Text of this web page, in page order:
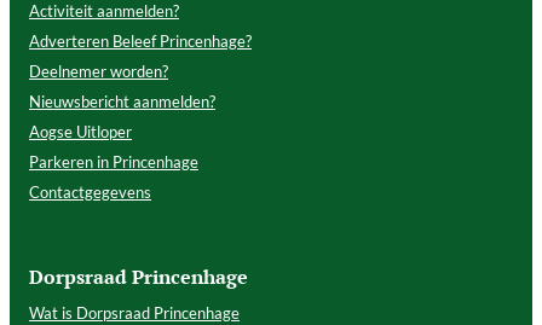
Activiteit aanmelden?
Adverteren Beleef Princenhage?
Deelnemer worden?
Nieuwsbericht aanmelden?
Aogse Uitloper
Parkeren in Princenhage
Contactgegevens
Dorpsraad Princenhage
Wat is Dorpsraad Princenhage